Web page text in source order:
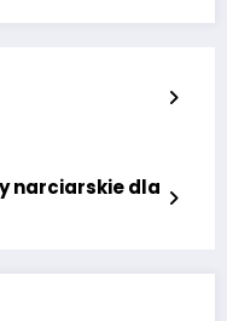
narciarskie dla